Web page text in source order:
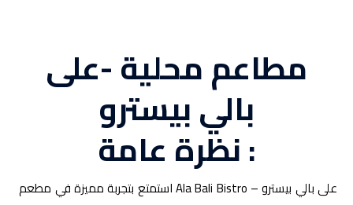
مطاعم محلية -على
بالي بيسترو
نظرة عامة :
استمتع بتجربة مميزة في مطعم Ala Bali Bistro – على بالي بيسترو